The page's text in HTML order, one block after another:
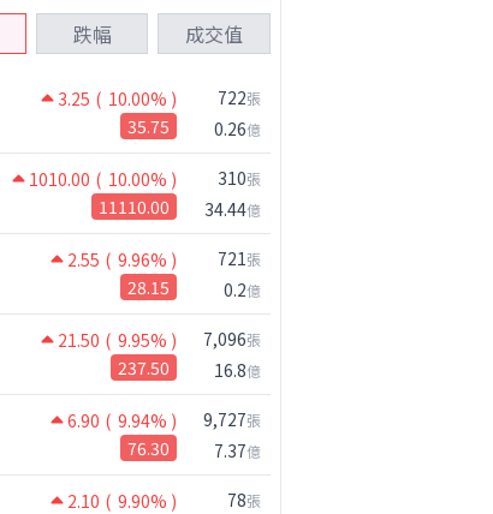
跌幅 成交值
3.25 ( 10.00% )
35.75
722張
0.26億
1010.00 ( 10.00% )
11110.00
310張
34.44億
2.55 ( 9.96% )
28.15
721張
0.2億
21.50 ( 9.95% )
237.50
7,096張
16.8億
6.90 ( 9.94% )
76.30
9,727張
7.37億
2.10 ( 9.90% ) 78張